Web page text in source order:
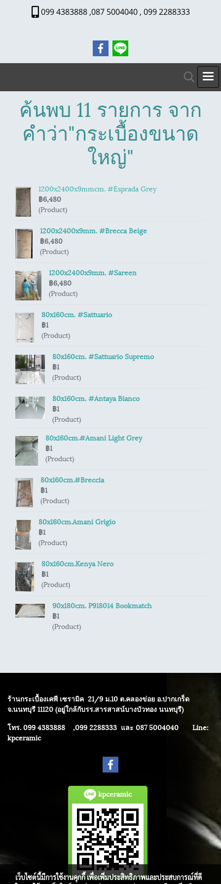
099 4383888 ,087 5004040 , 099 2288333
ค้นพบ 11 รายการ จาก
คำว่า"กระเบื้องขนาด
ใหญ่"
1200x2400x9mmcm. #Esprada Grey
฿6,480
(Product)
1200x2400x9mm. #Brecca Beige
฿6,480
(Product)
1200x2400x9mm. #Sareen
฿6,480
(Product)
80x160cm. #Sattuario
฿1
(Product)
80x160cm. #Sattuario Supremo
฿1
(Product)
80x160cm. #Antaya Bianco
฿1
(Product)
80x160cm.#Amani Light Grey
฿1
(Product)
80x160cm.#Breccia
฿1
(Product)
80x160cm.Amani Grigio
฿1
(Product)
80x160cm.Kenya Nero
฿1
(Product)
90x180cm. P918014 Bookmatch
฿1
(Product)
ร้านกระเบื้องเคพี เซรามิค 21/9 ม.10 ต.คลองข่อย อ.ปากเกร็ด
จ.นนทบุรี 11120 (อยู่ใกล้กับรร.สารสาสน์บางบัวทอง นนทบุรี)
โทร. 099 4383888 ,099 2288333 และ 087 5004040 Line:
kpceramic
kpceramic
เว็บไซต์นี้มีการใช้งานคุกกี้ เพื่อเพิ่มประสิทธิภาพและประสบการณ์ที่ดี